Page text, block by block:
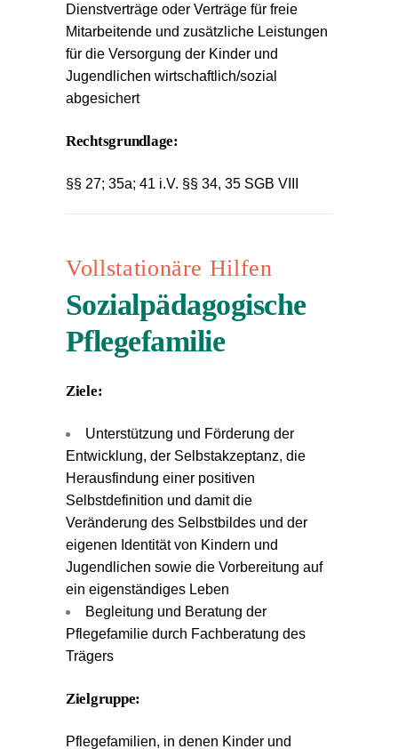
Dienstverträge oder Verträge für freie
Mitarbeitende und zusätzliche Leistungen
für die Versorgung der Kinder und
Jugendlichen wirtschaftlich/sozial
abgesichert
Rechtsgrundlage:
§§ 27; 35a; 41 i.V. §§ 34, 35 SGB VIII
Vollstationäre Hilfen
Sozialpädagogische
Pflegefamilie
Ziele:
Unterstützung und Förderung der
Entwicklung, der Selbstakzeptanz, die
Herausfindung einer positiven
Selbstdefinition und damit die
Veränderung des Selbstbildes und der
eigenen Identität von Kindern und
Jugendlichen sowie die Vorbereitung auf
ein eigenständiges Leben
Begleitung und Beratung der
Pflegefamilie durch Fachberatung des
Trägers
Zielgruppe:
Pflegefamilien, in denen Kinder und